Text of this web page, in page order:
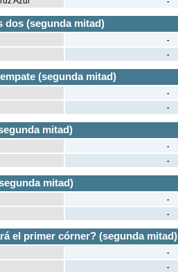
dos (segunda mitad)
-
-
(segunda mitad)
-
-
mitad)
-
-
mitad)
-
-
el primer córner? (segunda mitad)
-
-